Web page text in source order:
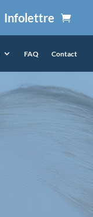
Infolettre
FAQ Contact